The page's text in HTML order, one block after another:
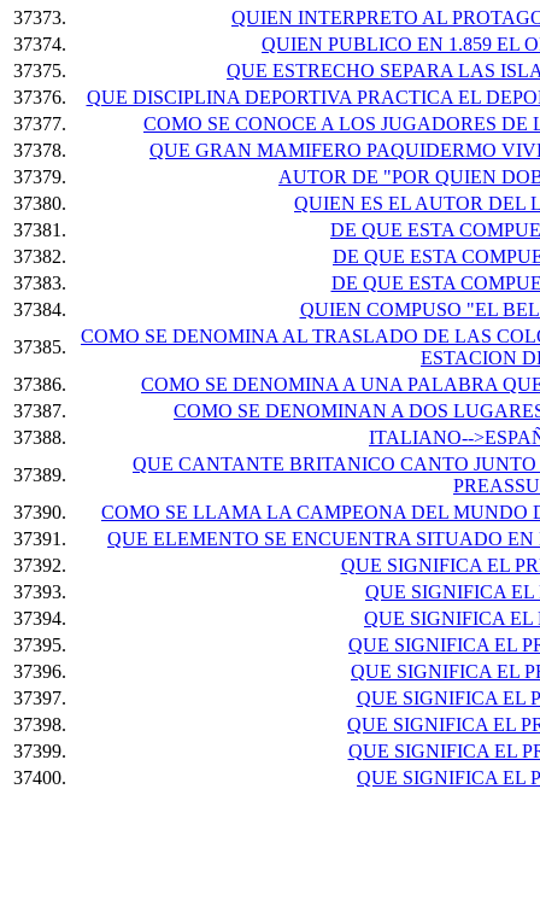
37373.
QUIEN INTERPRETO AL
37374.
QUIEN PUBLICO EN 1.859 EL
37375.
QUE ESTRECHO SEPARA LAS
37376.
QUE DISCIPLINA DEPORTIVA PRACTICA EL
37377.
COMO SE CONOCE A LOS JUGADORES
37378.
QUE GRAN MAMIFERO PAQUIDERMO
37379.
AUTOR DE "POR QUIEN
37380.
QUIEN ES EL AUTOR DEL
37381.
DE QUE ESTA
37382.
DE QUE ESTA
37383.
DE QUE ESTA
37384.
QUIEN COMPUSO "EL
37385.
COMO SE DENOMINA AL TRASLADO DE LAS
ESTACION
37386.
COMO SE DENOMINA A UNA PALABRA
37387.
COMO SE DENOMINAN A DOS
37388.
ITALIANO--
37389.
QUE CANTANTE BRITANICO CANTO
37390.
COMO SE LLAMA LA CAMPEONA DEL MUNDO
37391.
QUE ELEMENTO SE ENCUENTRA SITUADO
37392.
QUE SIGNIFICA EL
37393.
QUE SIGNIFICA EL
37394.
QUE SIGNIFICA EL
37395.
QUE SIGNIFICA EL
37396.
QUE SIGNIFICA EL
37397.
QUE SIGNIFICA EL
37398.
QUE SIGNIFICA EL
37399.
QUE SIGNIFICA EL
37400.
QUE SIGNIFICA EL